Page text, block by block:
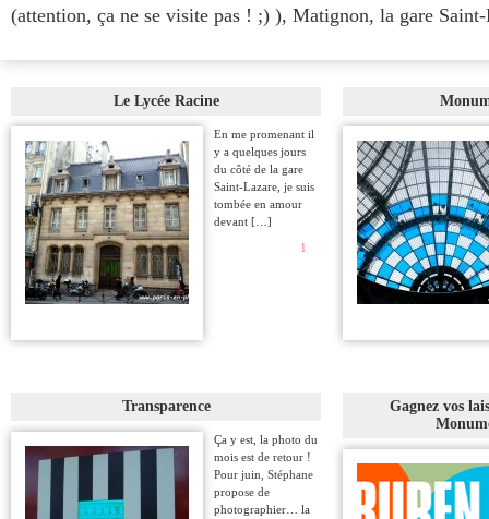
(attention, ça ne se visite pas ! ;) ), Matignon, la gare
Le Lycée Racine
En me promenant il
y a quelques jours
du côté de la gare
Saint-Lazare, je suis
tombée en amour
devant […]
1
Transparence
Ça y est, la photo du
mois est de retour !
Pour juin, Stéphane
propose de
photographier… la
Gagnez vos